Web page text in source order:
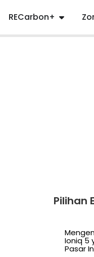
RECarbon+
Pilihan
Ioniq 5
Pasar